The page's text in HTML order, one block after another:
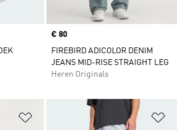
Price
€ 80
FIREBIRD ADICOLOR DENIM
JEANS MID-RISE STRAIGHT LEG
Heren Originals
Op verlanglijst zetten